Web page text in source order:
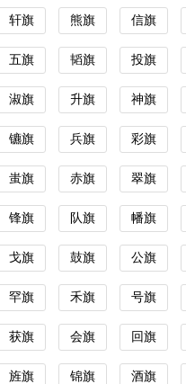
轩旗 熊旗 信旗
五旗 韬旗 投旗
淑旗 升旗 神旗
镳旗 兵旗 彩旗
蚩旗 赤旗 翠旗
锋旗 队旗 幡旗
戈旗 鼓旗 公旗
罕旗 禾旗 号旗
获旗 会旗 回旗
旌旗 锦旗 酒旗